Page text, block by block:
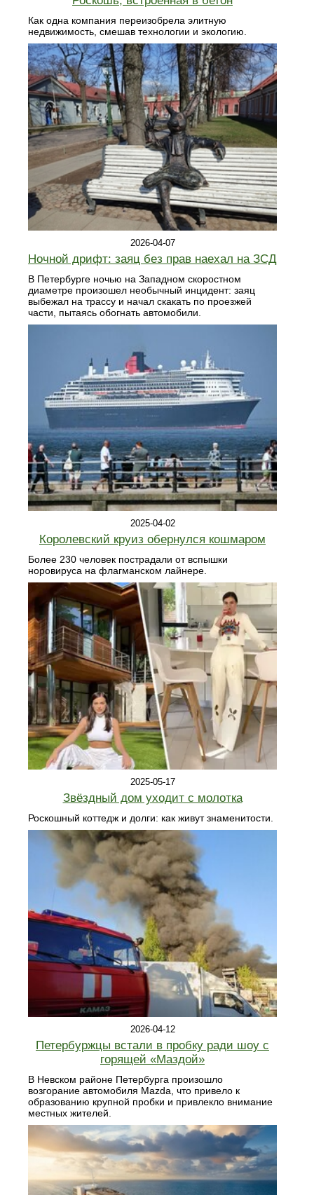
Как одна компания переизобрела элитную
недвижимость, смешав технологии и экологию.
2026-04-07
Ночной дрифт: заяц без прав наехал на ЗСД
В Петербурге ночью на Западном скоростном
диаметре произошел необычный инцидент: заяц
выбежал на трассу и начал скакать по проезжей
части, пытаясь обогнать автомобили.
2025-04-02
Королевский круиз обернулся кошмаром
Более 230 человек пострадали от вспышки
норовируса на флагманском лайнере.
2025-05-17
Звёздный дом уходит с молотка
Роскошный коттедж и долги: как живут знаменитости.
2026-04-12
Петербуржцы встали в пробку ради шоу с
горящей «Маздой»
В Невском районе Петербурга произошло
возгорание автомобиля Mazda, что привело к
образованию крупной пробки и привлекло внимание
местных жителей.